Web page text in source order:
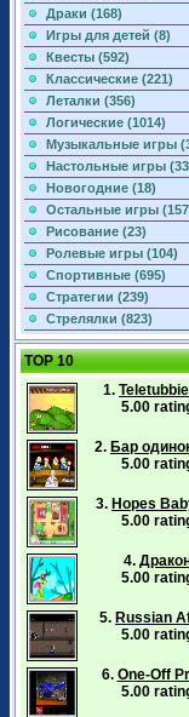
Драки (168)
Игры для детей (8)
Квесты (592)
Классические (221)
Леталки (356)
Логические (1014)
Музыкальные игры
Настольные игры
Новогодние (18)
Остальные игры
Рисование (23)
Ролевые игры (104)
Спортивные (695)
Стратегии (239)
Стрелялки (823)
TOP 10
1.
5.00
2. Бар
5.00
3. Hopes
5.00
4.
5.00
5. Russian
5.00
6. One-Off
5.00